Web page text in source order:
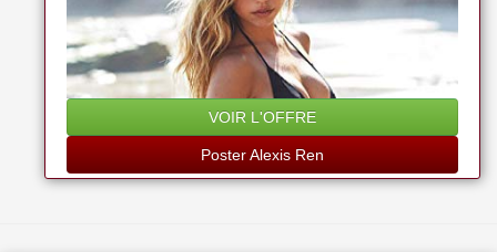
VOIR L'OFFRE
Poster Alexis Ren